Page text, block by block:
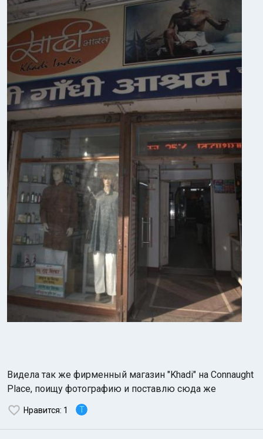
Видела так же фирменный магазин "Khadi" на Сonnaught
Place, поищу фотографию и поставлю сюда же
Нравится: 1 T